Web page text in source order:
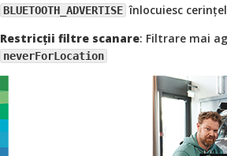
BLUETOOTH_ADVERTISE înlocuiesc
Restricții filtre scanare: Filtrare mai
neverForLocation